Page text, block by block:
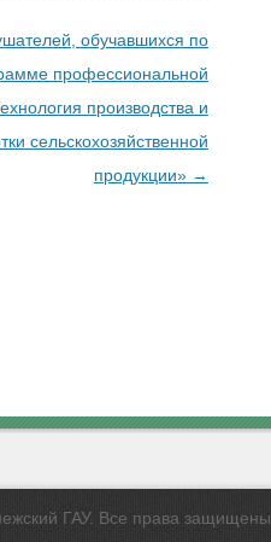
обучавшихся по
профессиональной
производства и
сельскохозяйственной
продукции» →
ГАУ. Все права защищены